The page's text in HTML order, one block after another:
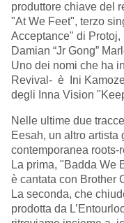
produttore chiave del
"At We Feet", terzo
Acceptance" di
Damian “Jr Gong”
Uno dei nomi che ha
Revival- è Ini
degli Inna Vision
Nelle ultime due
Eesah, un altro
contemporanea roots-
La prima, "Badda We
è cantata con Brother
La seconda, che
prodotta da